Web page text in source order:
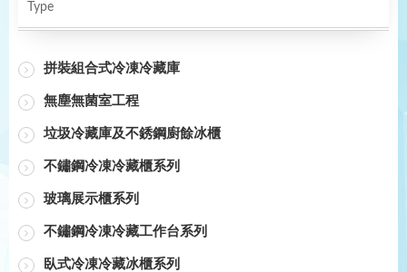
Type
拼裝組合式冷凍冷藏庫
無塵無菌室工程
垃圾冷藏庫及不銹鋼廚餘冰櫃
不鏽鋼冷凍冷藏櫃系列
玻璃展示櫃系列
不鏽鋼冷凍冷藏工作台系列
臥式冷凍冷藏冰櫃系列